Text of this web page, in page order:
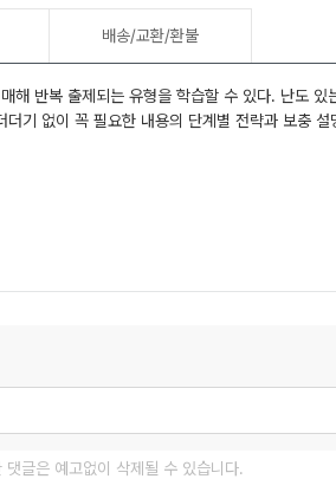
배송/교환/환불
해 반복 출제되는 유형을 학습할 수 있다. 난도
기 없이 꼭 필요한 내용의 단계별 전략과 보충
글은 예고없이 삭제될 수 있습니다.